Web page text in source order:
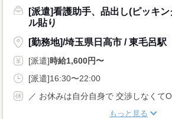
[派遣]看護助手、品出し(ピッキ
ル貼り
[勤務地]/埼玉県日高市 / 東毛呂駅
[派遣]時給1,600円〜
[派遣]16:30〜22:00
もっと見る